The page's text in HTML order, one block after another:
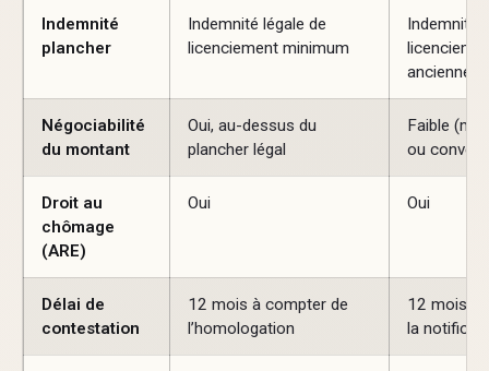
Indemnité
plancher
Indemnité légale de
licenciement minimum
Indemnité
Négociabilité
du montant
Oui, au-dessus du
plancher légal
Faible
ou
Droit au
chômage
(ARE)
Oui Oui
Délai de
contestation
12 mois à compter de
l’homologation
12 mois à
la